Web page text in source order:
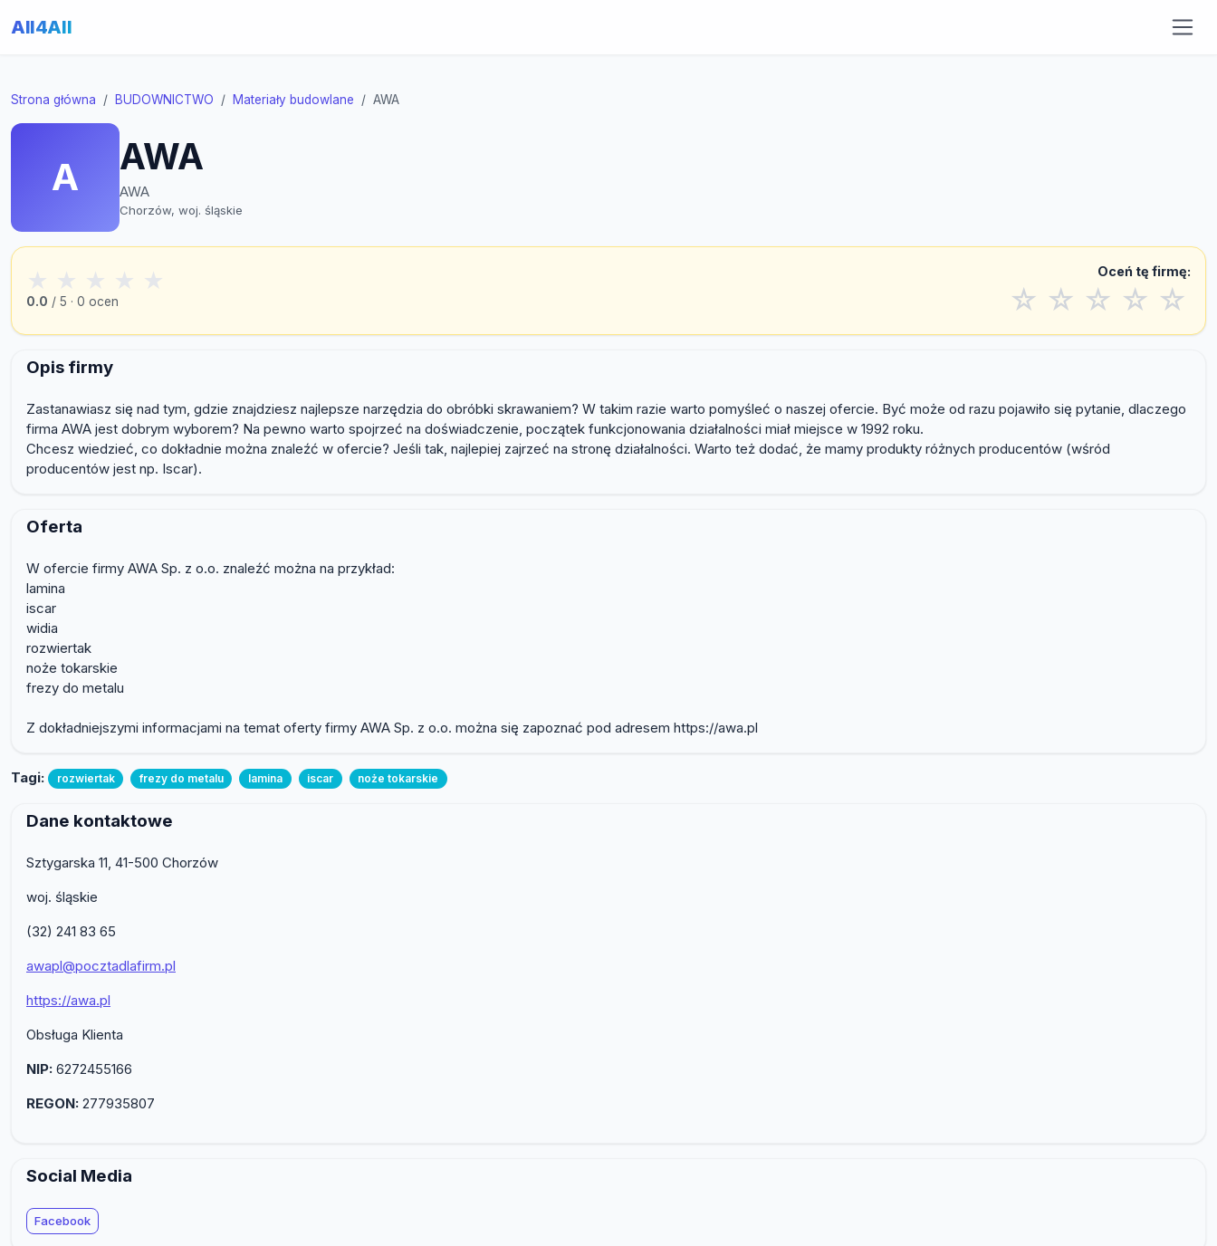
All4All
Strona główna BUDOWNICTWO Materiały budowlane AWA
A AWA
AWA
Chorzów, woj. śląskie
★ ★ ★ ★ ★
0.0 / 5 · 0 ocen
Oceń tę firmę:
☆ ☆ ☆ ☆ ☆
Opis firmy
Zastanawiasz się nad tym, gdzie znajdziesz najlepsze narzędzia do obróbki skrawaniem? W takim razie warto pomyśleć o naszej ofercie. Być może od razu pojawiło się pytanie, dlaczego
firma AWA jest dobrym wyborem? Na pewno warto spojrzeć na doświadczenie, początek funkcjonowania działalności miał miejsce w 1992 roku.
Chcesz wiedzieć, co dokładnie można znaleźć w ofercie? Jeśli tak, najlepiej zajrzeć na stronę działalności. Warto też dodać, że mamy produkty różnych producentów (wśród
producentów jest np. Iscar).
Oferta
W ofercie firmy AWA Sp. z o.o. znaleźć można na przykład:
lamina
iscar
widia
rozwiertak
noże tokarskie
frezy do metalu
Z dokładniejszymi informacjami na temat oferty firmy AWA Sp. z o.o. można się zapoznać pod adresem https://awa.pl
Tagi: rozwiertak frezy do metalu lamina iscar noże tokarskie
Dane kontaktowe
Sztygarska 11, 41-500 Chorzów
woj. śląskie
(32) 241 83 65
awapl@pocztadlafirm.pl
https://awa.pl
Obsługa Klienta
NIP: 6272455166
REGON: 277935807
Social Media
Facebook